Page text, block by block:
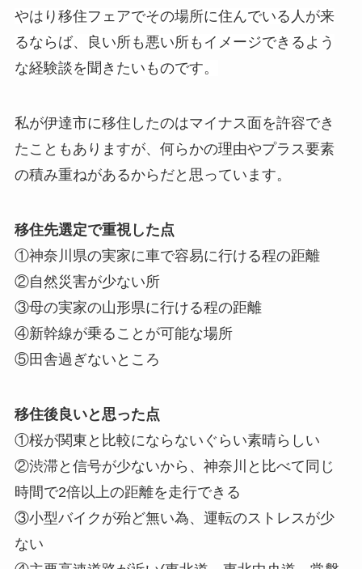
やはり移住フェアでその場所に住んでいる人が来
るならば、良い所も悪い所もイメージできるよう
な経験談を聞きたいものです。
私が伊達市に移住したのはマイナス面を許容でき
たこともありますが、何らかの理由やプラス要素
の積み重ねがあるからだと思っています。
移住先選定で重視した点
①神奈川県の実家に車で容易に行ける程の距離
②自然災害が少ない所
③母の実家の山形県に行ける程の距離
④新幹線が乗ることが可能な場所
⑤田舎過ぎないところ
移住後良いと思った点
①桜が関東と比較にならないぐらい素晴らしい
②渋滞と信号が少ないから、神奈川と比べて同じ
時間で2倍以上の距離を走行できる
③小型バイクが殆ど無い為、運転のストレスが少
ない